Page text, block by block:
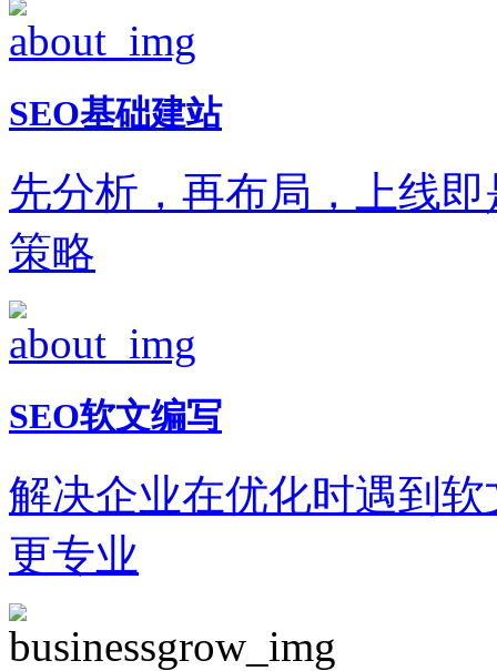
SEO基础建站
先分析，再布局，上线
策略
SEO软文编写
解决企业在优化时遇到
更专业